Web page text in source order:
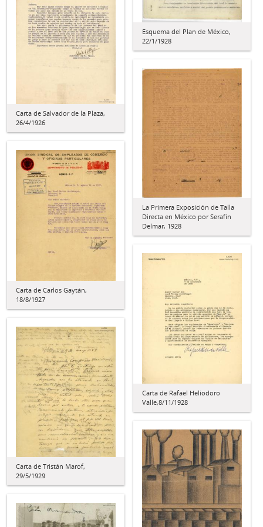
Esquema del Plan de México,
22/1/1928
Carta de Salvador de la Plaza,
26/4/1926
La Primera Exposición de Talla
Directa en México por Serafín
Delmar, 1928
Carta de Carlos Gaytán,
18/8/1927
Carta de Rafael Heliodoro
Valle,8/11/1928
Carta de Tristán Marof,
29/5/1929